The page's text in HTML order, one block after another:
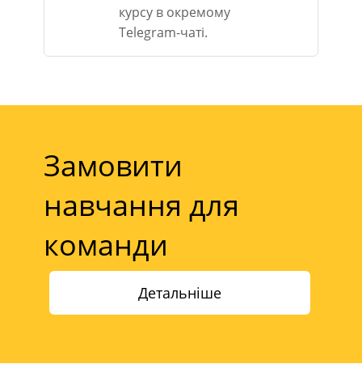
курсу в окремому
Telegram-чаті.
Замовити
навчання для
команди
Детальніше